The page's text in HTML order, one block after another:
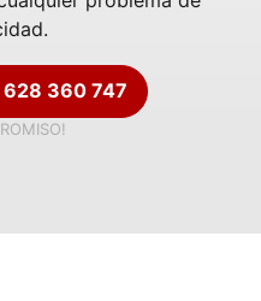
628 360 747